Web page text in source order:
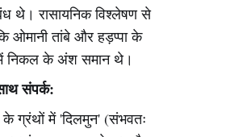
थे। रासायनिक विश्लेषण से
ओमानी तांबे और हड़प्पा के
निकल के अंश समान थे।
संपर्क:
के ग्रंथों में 'दिलमुन' (संभवतः